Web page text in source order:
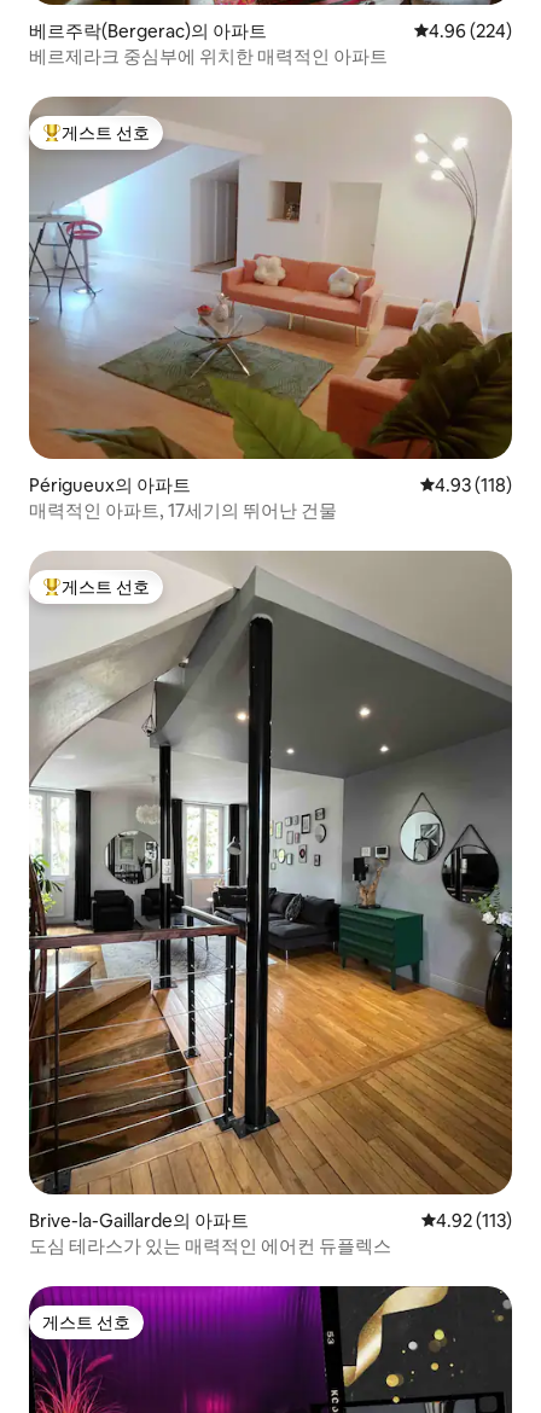
베르주락(Bergerac)의 아파트 평점 4.96점(5
4.96 (224)
베르제라크 중심부에 위치한 매력적인 아파트
상위 게스트 선호
게스트 선호
Périgueux의 아파트 평점 4.93점(5
4.93 (118)
매력적인 아파트, 17세기의 뛰어난 건물
상위 게스트 선호
게스트 선호
Brive-la-Gaillarde의 아파트 평점 4.92점(5
4.92 (113)
도심 테라스가 있는 매력적인 에어컨 듀플렉스
게스트 선호
게스트 선호